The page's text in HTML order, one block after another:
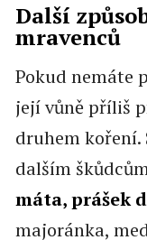
Další
mravenců
Pokud nemáte
její vůně příliš
druhem koření.
dalším
máta, prášek
majoránka,